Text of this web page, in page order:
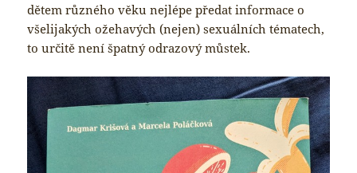
dětem různého věku nejlépe předat informace o
všelijakých ožehavých (nejen) sexuálních tématech,
to určitě není špatný odrazový můstek.